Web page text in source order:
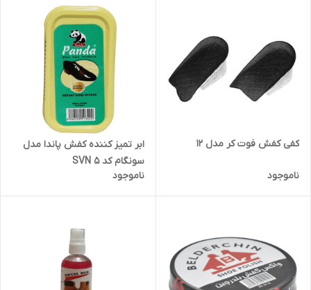
کفی کفش فوت کر مدل 12
ناموجود
ابر تمیز کننده کفش پاندا مدل
سونگام کد SVN 5
ناموجود